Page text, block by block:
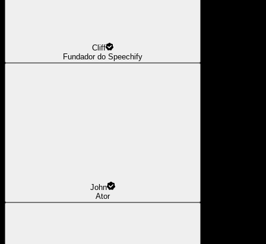
Cliff
Fundador do Speechify
John
Ator